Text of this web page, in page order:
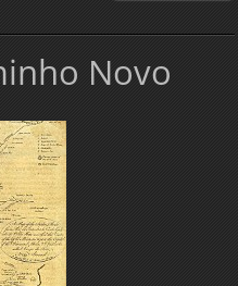
Novo